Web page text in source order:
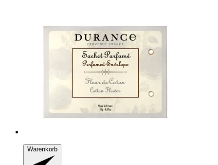
Warenkorb